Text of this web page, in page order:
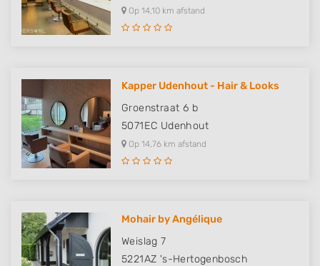
Op 14,10 km afstand
Kapper Udenhout - Hair & Looks
Groenstraat 6 b
5071EC Udenhout
Op 14,76 km afstand
Mohair by Angélique
Weislag 7
5221AZ 's-Hertogenbosch